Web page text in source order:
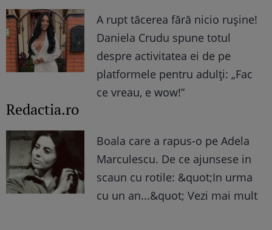
A rupt tăcerea fără nicio rușine!
Daniela Crudu spune totul
despre activitatea ei de pe
platformele pentru adulți: „Fac
ce vreau, e wow!”
Redactia.ro
Boala care a rapus-o pe Adela
Marculescu. De ce ajunsese in
scaun cu rotile: &quot;In urma
cu un an...&quot; Vezi mai mult